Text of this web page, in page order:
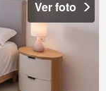
Ver foto